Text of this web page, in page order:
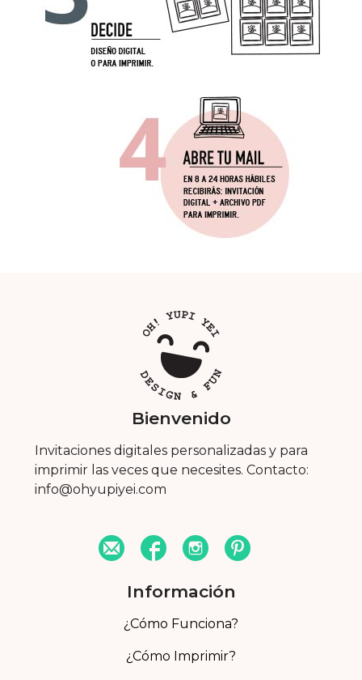
Bienvenido
Invitaciones digitales personalizadas y para
imprimir las veces que necesites. Contacto:
info@ohyupiyei.com
Información
¿Cómo Funciona?
¿Cómo Imprimir?